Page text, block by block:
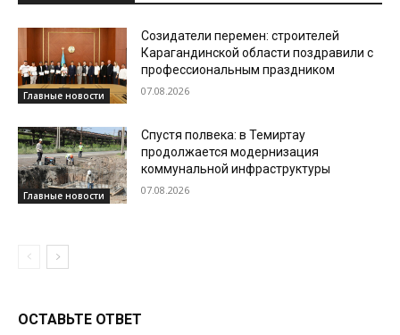
Главные новости
Созидатели перемен: строителей
Карагандинской области поздравили с
профессиональным праздником
07.08.2026
Главные новости
Спустя полвека: в Темиртау
продолжается модернизация
коммунальной инфраструктуры
07.08.2026
ОСТАВЬТЕ ОТВЕТ